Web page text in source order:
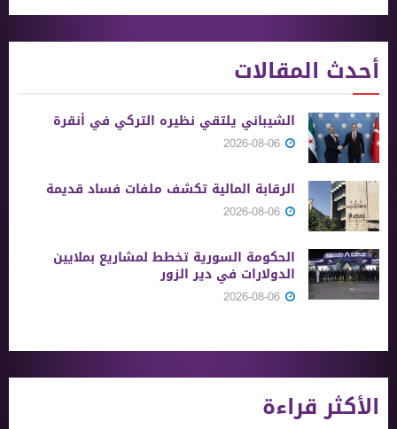
أحدث المقالات
الشيباني يلتقي نظيره التركي في أنقرة
الرقابة المالية تكشف ملفات فساد قديمة
الحكومة السورية تخطط لمشاريع بملايين
الدولارات في دير الزور
الأكثر قراءة